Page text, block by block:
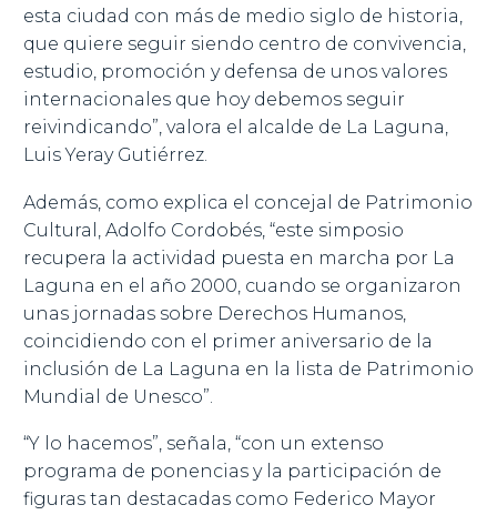
esta ciudad con más de medio siglo de historia,
que quiere seguir siendo centro de convivencia,
estudio, promoción y defensa de unos valores
internacionales que hoy debemos seguir
reivindicando”, valora el alcalde de La Laguna,
Luis Yeray Gutiérrez.
Además, como explica el concejal de Patrimonio
Cultural, Adolfo Cordobés, “este simposio
recupera la actividad puesta en marcha por La
Laguna en el año 2000, cuando se organizaron
unas jornadas sobre Derechos Humanos,
coincidiendo con el primer aniversario de la
inclusión de La Laguna en la lista de Patrimonio
Mundial de Unesco”.
“Y lo hacemos”, señala, “con un extenso
programa de ponencias y la participación de
figuras tan destacadas como Federico Mayor